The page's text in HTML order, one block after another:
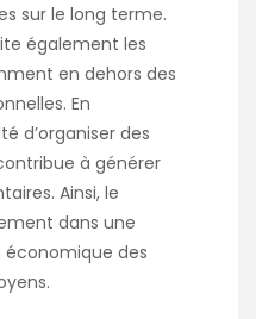
sur le long terme.
également les
en dehors des
En
d’organiser des
à générer
Ainsi, le
dans une
des